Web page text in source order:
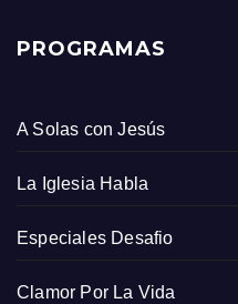
PROGRAMAS
A Solas con Jesús
La Iglesia Habla
Especiales Desafio
Clamor Por La Vida